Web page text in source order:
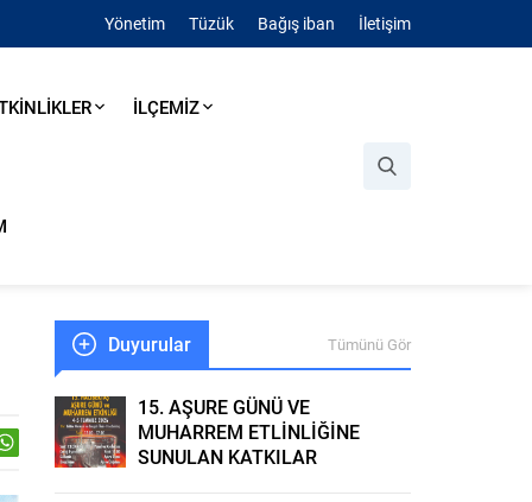
Yönetim Tüzük Bağış iban İletişim
İLÇEMİZ
Duyurular Tümünü Gör
15. AŞURE GÜNÜ VE
MUHARREM ETLİNLİĞİNE
SUNULAN KATKILAR